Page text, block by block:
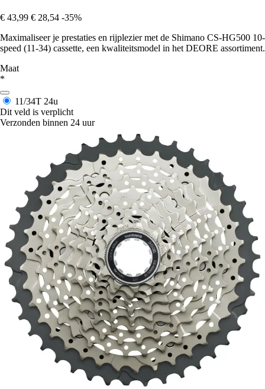
€ 43,99 € 28,54 -35%
Maximaliseer je prestaties en rijplezier met de Shimano CS-HG500 10-
speed (11-34) cassette, een kwaliteitsmodel in het DEORE assortiment.
Maat
*
11/34T 24u
Dit veld is verplicht
Verzonden binnen 24 uur